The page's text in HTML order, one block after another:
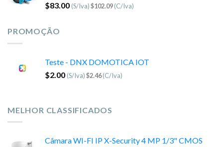
$83.00 (S/Iva)$102.09(C/Iva)
PROMOÇÃO
Teste - DNX DOMOTICA IOT
$2.00 (S/Iva)$2.46(C/Iva)
MELHOR CLASSIFICADOS
Câmara WI-FI IP X-Security 4 MP 1/3" CMOS